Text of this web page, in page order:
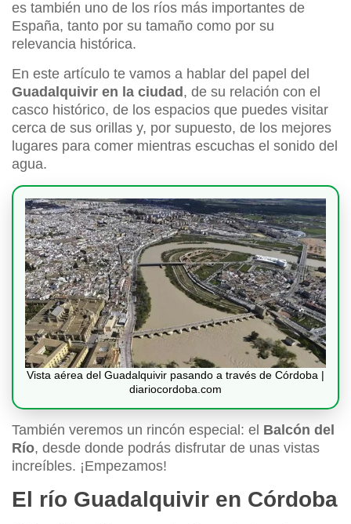
es también uno de los ríos más importantes de
España, tanto por su tamaño como por su
relevancia histórica.
En este artículo te vamos a hablar del papel del
Guadalquivir en la ciudad , de su relación con el
casco histórico, de los espacios que puedes visitar
cerca de sus orillas y, por supuesto, de los mejores
lugares para comer mientras escuchas el sonido del
agua.
Vista aérea del Guadalquivir pasando a través de Córdoba |
diariocordoba.com
También veremos un rincón especial: el Balcón del
Río, desde donde podrás disfrutar de unas vistas
increíbles. ¡Empezamos!
El río Guadalquivir en Córdoba